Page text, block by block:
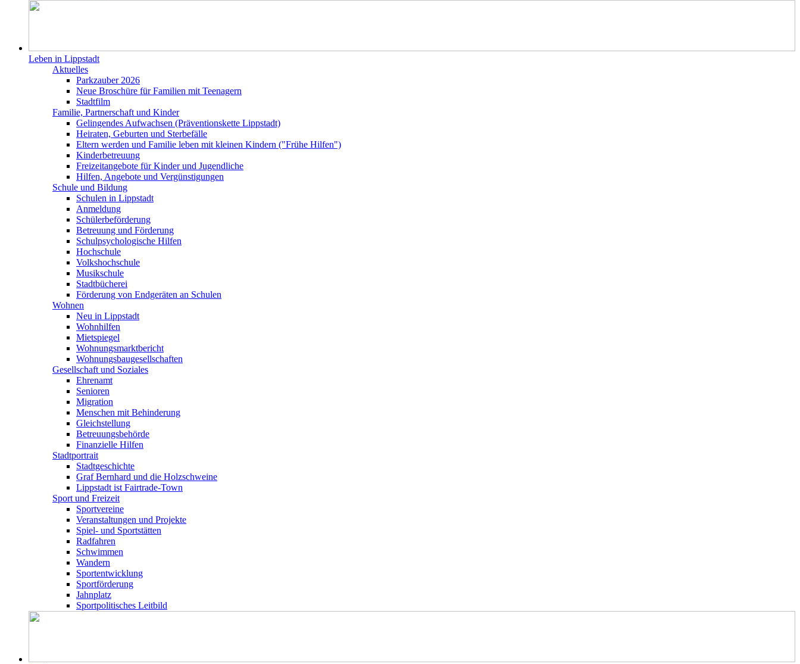
Leben in Lippstadt
Aktuelles
Parkzauber 2026
Neue Broschüre für Familien mit Teenagern
Stadtfilm
Familie, Partnerschaft und Kinder
Gelingendes Aufwachsen (Präventionskette Lippstadt)
Heiraten, Geburten und Sterbefälle
Eltern werden und Familie leben mit kleinen Kindern ("Frühe Hilfen")
Kinderbetreuung
Freizeitangebote für Kinder und Jugendliche
Hilfen, Angebote und Vergünstigungen
Schule und Bildung
Schulen in Lippstadt
Anmeldung
Schülerbeförderung
Betreuung und Förderung
Schulpsychologische Hilfen
Hochschule
Volkshochschule
Musikschule
Stadtbücherei
Förderung von Endgeräten an Schulen
Wohnen
Neu in Lippstadt
Wohnhilfen
Mietspiegel
Wohnungsmarktbericht
Wohnungsbaugesellschaften
Gesellschaft und Soziales
Ehrenamt
Senioren
Migration
Menschen mit Behinderung
Gleichstellung
Betreuungsbehörde
Finanzielle Hilfen
Stadtportrait
Stadtgeschichte
Graf Bernhard und die Holzschweine
Lippstadt ist Fairtrade-Town
Sport und Freizeit
Sportvereine
Veranstaltungen und Projekte
Spiel- und Sportstätten
Radfahren
Schwimmen
Wandern
Sportentwicklung
Sportförderung
Jahnplatz
Sportpolitisches Leitbild